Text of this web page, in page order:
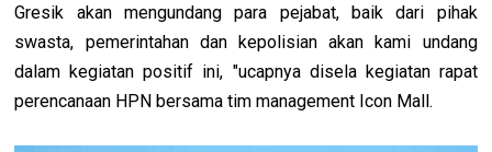
Gresik akan mengundang para pejabat, baik dari pihak
swasta, pemerintahan dan kepolisian akan kami undang
dalam kegiatan positif ini, "ucapnya disela kegiatan rapat
perencanaan HPN bersama tim management Icon Mall.